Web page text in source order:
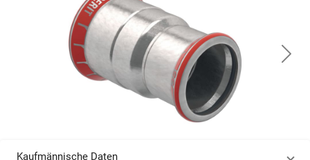
Kaufmännische Daten